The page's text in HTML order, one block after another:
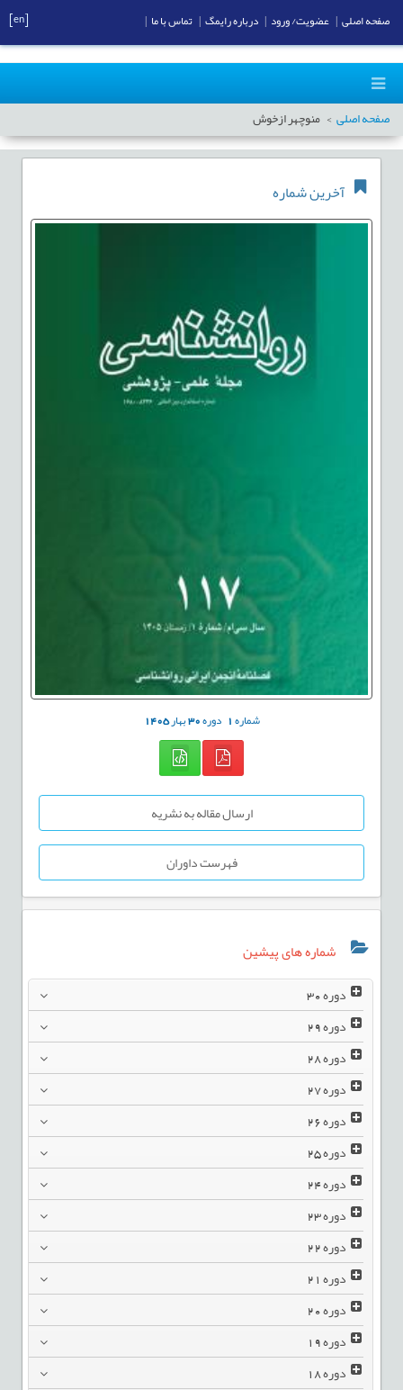
صفحه اصلی منوچهر ازخوش
آخرین شماره
شماره1 دوره30بهار1405
ارسال مقاله به نشریه
فهرست داوران
شماره های پیشین
دوره30
دوره29
دوره28
دوره27
دوره26
دوره25
دوره24
دوره23
دوره22
دوره21
دوره20
دوره19
دوره18
صفحه اصلی عضویت/ ورود درباره رایمگ تماس با ما